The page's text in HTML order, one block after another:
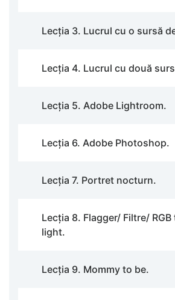
Lecția 3. Lucrul cu o sursă
Lecția 4. Lucrul cu două
Lecția 5. Adobe Lightroom.
Lecția 6. Adobe Photoshop.
Lecția 7. Portret nocturn.
Lecția 8. Flagger/ Filtre/
light.
Lecția 9. Mommy to be.